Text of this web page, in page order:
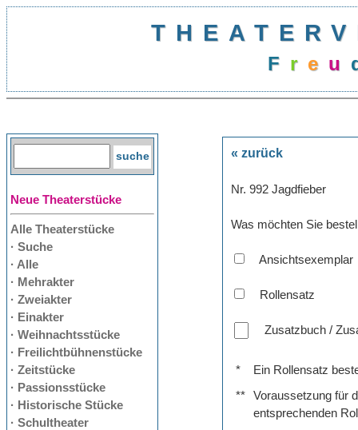
Freu
Neue Theaterstücke
Alle Theaterstücke
· Suche
· Alle
· Mehrakter
· Zweiakter
· Einakter
· Weihnachtsstücke
· Freilichtbühnenstücke
· Zeitstücke
· Passionsstücke
· Historische Stücke
· Schultheater
« zurück
Nr. 992 Jagdfieber
Was möchten Sie
Ansichtsexemplar
Rollensatz
Zusatzbuch /
*
Ein Rollensatz
**
Voraussetzung für
entsprechenden